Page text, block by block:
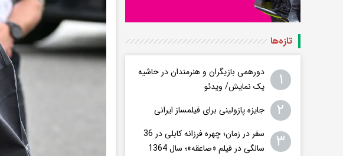
تازه‌ها
۱
دورهمی بازیگران و هنرمندان در حاشیه
یک نمایش/ ویدئو
۲ جایزه پازولینی برای فیلمساز ایرانی
۳
سفر در زمان؛ چهره فرزانه کابلی در 36
سالگی در فیلم «صاعقه»؛ سال 1364